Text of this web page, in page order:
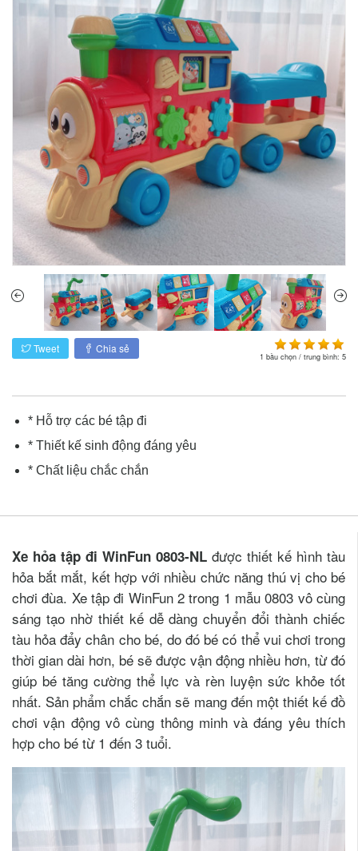
1 bầu chọn / trung bình: 5
Tweet Chia sẻ
* Hỗ trợ các bé tập đi
* Thiết kế sinh động đáng yêu
* Chất liệu chắc chắn
Xe hỏa tập đi WinFun 0803-NL được thiết kế hình tàu
hỏa bắt mắt, kết hợp với nhiều chức năng thú vị cho bé
chơi đùa. Xe tập đi WinFun 2 trong 1 mẫu 0803 vô cùng
sáng tạo nhờ thiết kế dễ dàng chuyển đổi thành chiếc
tàu hỏa đẩy chân cho bé, do đó bé có thể vui chơi trong
thời gian dài hơn, bé sẽ được vận động nhiều hơn, từ đó
giúp bé tăng cường thể lực và rèn luyện sức khỏe tốt
nhất. Sản phẩm chắc chắn sẽ mang đến một thiết kế đồ
chơi vận động vô cùng thông minh và đáng yêu thích
hợp cho bé từ 1 đến 3 tuổi.